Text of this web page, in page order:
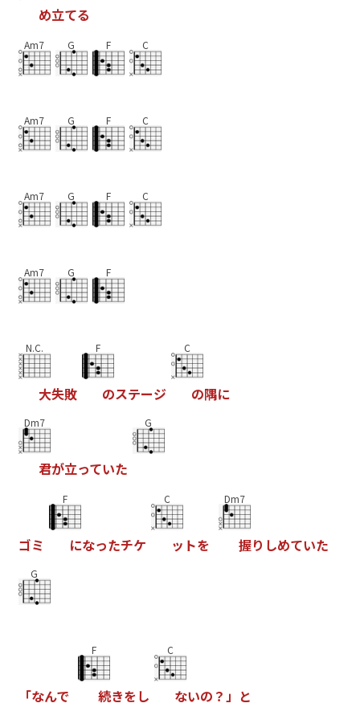
め立てる
Am7 G F C
Am7 G F C
Am7 G F C
Am7 G F
N.C.
大失敗
F
のステージ
C
の隅に
Dm7
君が立っていた
G
ゴミ
F
になったチケ
C
ッ トを
Dm7
握り しめていた
G
「なんで
F
続きをし
C
ないの ？ 」 と